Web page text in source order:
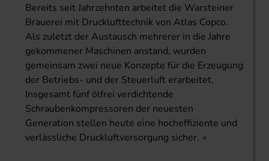
Bereits seit Jahrzehnten arbeitet die Warsteiner
Brauerei mit Drucklufttechnik von Atlas Copco.
Als zuletzt der Austausch mehrerer in die Jahre
gekommener Maschinen anstand, wurden
gemeinsam zwei neue Konzepte für die Erzeugung
der Betriebs- und der Steuerluft erarbeitet.
Insgesamt fünf ölfrei verdichtende
Schraubenkompressoren der neuesten
Generation stellen heute eine hocheffiziente und
verlässliche Druckluftversorgung sicher.